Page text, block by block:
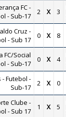
FC -
- Sub-17
2 X 3
Cruz -
- Sub 17
0 X 8
FC/Social
- Sub-17
0 X 4
- Futebol -
Sub-17
2 X 0
Clube -
- Sub 17
1 X 5